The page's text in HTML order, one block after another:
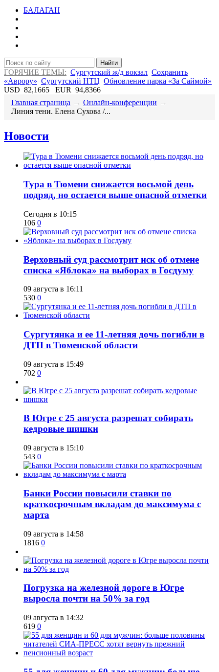
БАЛАГАН
Найти
ГОРЯЧИЕ ТЕМЫ: Сургутский ж/д вокзал Сохранить
«Аврору» Сургутский НТЦ Обновление парка «За Саймой»
USD 82,1665 EUR 94,8366
Главная страница → Онлайн-конференции →
Линия тени. Елена Сухова /...
Новости
Тура в Тюмени снижается восьмой день
подряд, но остается выше опасной отметки
Сегодня в 10:15
106 0
​Верховный суд рассмотрит иск об отмене
списка «Яблока» на выборах в Госдуму
09 августа в 16:11
530 0
Сургутянка и ее 11-летняя дочь погибли в
ДТП в Тюменской области
09 августа в 15:49
702 0
​В Югре с 25 августа разрешат собирать
кедровые шишки
09 августа в 15:10
543 0
​Банки России повысили ставки по
краткосрочным вкладам до максимума с
марта
09 августа в 14:58
1816 0
​Погрузка на железной дороге в Югре
выросла почти на 50% за год
09 августа в 14:32
619 0